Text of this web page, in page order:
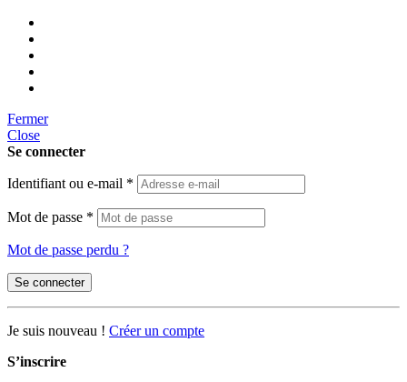
Fermer
Close
Se connecter
Identifiant ou e-mail *
Mot de passe *
Mot de passe perdu ?
Se connecter
Je suis nouveau ! Créer un compte
S’inscrire